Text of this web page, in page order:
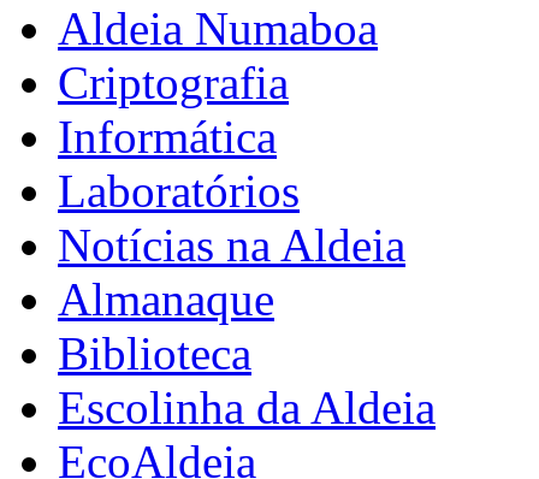
Aldeia Numaboa
Criptografia
Informática
Laboratórios
Notícias na Aldeia
Almanaque
Biblioteca
Escolinha da Aldeia
EcoAldeia